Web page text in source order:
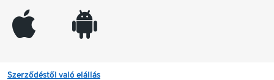
appleinc android
Szerződéstől való elállás